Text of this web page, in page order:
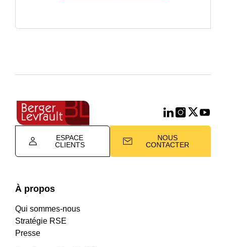
ESPACE
CLIENTS
NOUS
CONTACTER
À propos
Qui sommes-nous
Stratégie RSE
Presse